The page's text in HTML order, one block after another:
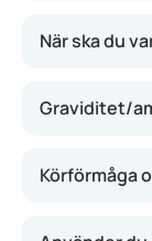
När ska du
Graviditet/
Körförmåga